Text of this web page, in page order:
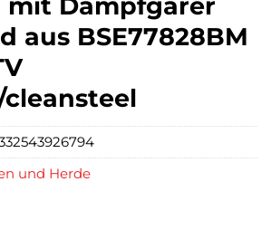
aus BSE77828BM
und Herde